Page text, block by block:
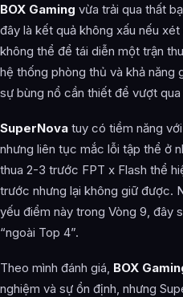
BOX Gaming vừa trải qua thất
đây là kết quả không xấu nếu
không thể để tái diễn một trận
hệ thống phòng thủ và khả năng
sự bùng nổ cần thiết để vượt
SuperNova tuy có tiềm năng
nhưng liên tục mắc lỗi tập thể ở
thua 2-3 trước FPT x Flash thể
trước nhưng lại không giữ được.
yếu điểm này trong Vòng 9, đây
“ngoài Top 4”.
Theo mình đánh giá, BOX
nghiệm và sự ổn định, nhưng